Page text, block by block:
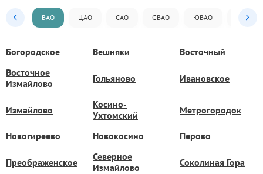
ВАО ЦАО САО СВАО ЮВАО ЮАО
Богородское Вешняки
Восточный
Восточное
Измайлово
Гольяново Ивановское
Измайлово
Косино-
Ухтомский
Метрогородок
Новогиреево Новокосино Перово
Преображенское
Северное
Измайлово
Соколиная Гора